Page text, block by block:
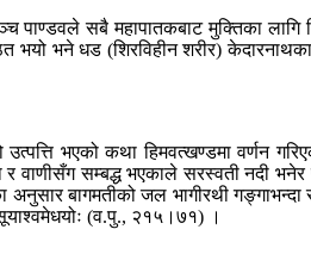
सबै महापातकबाट मुक्तिका लागि
भयो भने धड (शिरविहीन शरीर)
उत्पत्ति भएको कथा हिमवत्खण्डमा वर्णन
सम्बद्ध भएकाले सरस्वती नदी
अनुसार बागमतीको जल भागीरथी
(व.पु., २१५।७१) ।